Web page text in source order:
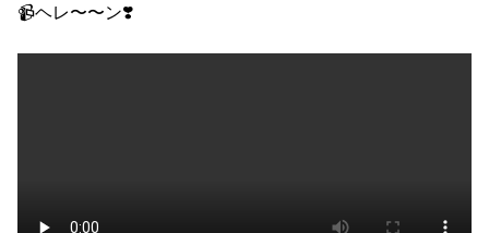
📹ヘレ〜〜ン❣️